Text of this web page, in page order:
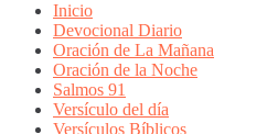
Inicio
Devocional Diario
Oración de La Mañana
Oración de la Noche
Salmos 91
Versículo del día
Versículos Bíblicos